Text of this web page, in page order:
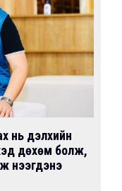
нь дэлхийн
дөхөм болж,
нээгдэнэ